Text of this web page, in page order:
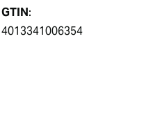
GTIN:
4013341006354